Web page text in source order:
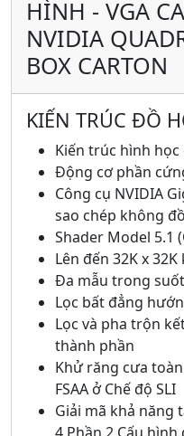
HÌNH - VGA
NVIDIA
BOX CARTON
KIẾN TRÚC ĐỒ
Kiến trúc hình
Động cơ phần
Công cụ NVIDIA
sao chép không
Shader Model 5.1
Lên đến 32K x
Đa mẫu trong
Lọc bất đẳng
Lọc và pha trộn
thành phần
Khử răng cưa toàn
FSAA ở Chế độ SLI
Giải mã khả năng